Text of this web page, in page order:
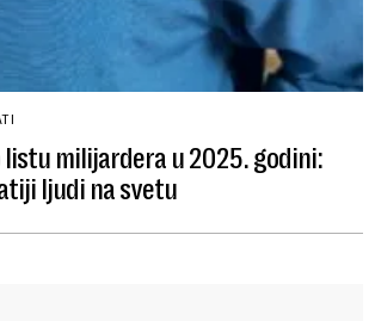
listu milijardera u 2025. godini:
ljudi na svetu